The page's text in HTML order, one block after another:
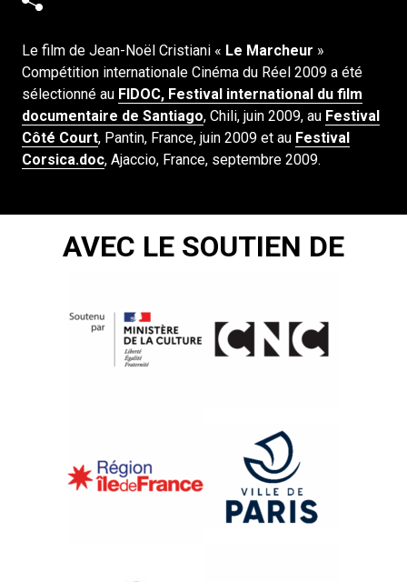
Le film de Jean-Noël Cristiani « Le Marcheur »
Compétition internationale Cinéma du Réel 2009 a été
sélectionné au FIDOC, Festival international du film
documentaire de Santiago, Chili, juin 2009, au Festival
Côté Court, Pantin, France, juin 2009 et au Festival
Corsica.doc, Ajaccio, France, septembre 2009.
AVEC LE SOUTIEN DE